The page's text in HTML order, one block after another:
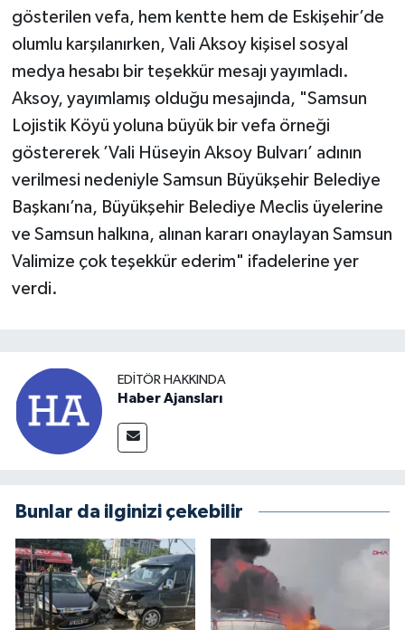
gösterilen vefa, hem kentte hem de Eskişehir’de
olumlu karşılanırken, Vali Aksoy kişisel sosyal
medya hesabı bir teşekkür mesajı yayımladı.
Aksoy, yayımlamış olduğu mesajında, "Samsun
Lojistik Köyü yoluna büyük bir vefa örneği
göstererek ’Vali Hüseyin Aksoy Bulvarı’ adının
verilmesi nedeniyle Samsun Büyükşehir Belediye
Başkanı’na, Büyükşehir Belediye Meclis üyelerine
ve Samsun halkına, alınan kararı onaylayan Samsun
Valimize çok teşekkür ederim" ifadelerine yer
verdi.
EDITÖR HAKKINDA
Haber Ajansları
Bunlar da ilginizi çekebilir